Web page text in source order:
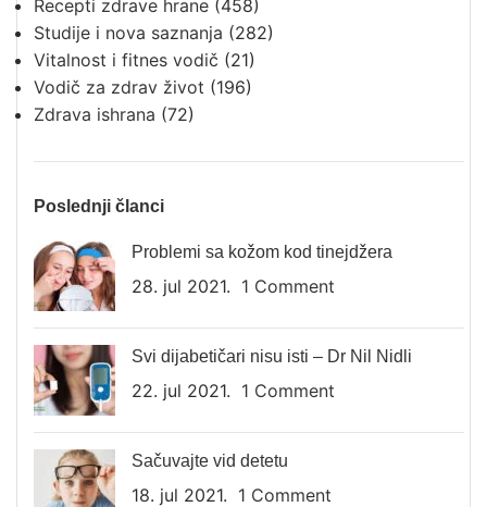
Recepti zdrave hrane (458)
Studije i nova saznanja (282)
Vitalnost i fitnes vodič (21)
Vodič za zdrav život (196)
Zdrava ishrana (72)
Poslednji članci
Problemi sa kožom kod tinejdžera
28. jul 2021. 1 Comment
Svi dijabetičari nisu isti – Dr Nil Nidli
22. jul 2021. 1 Comment
Sačuvajte vid detetu
18. jul 2021. 1 Comment